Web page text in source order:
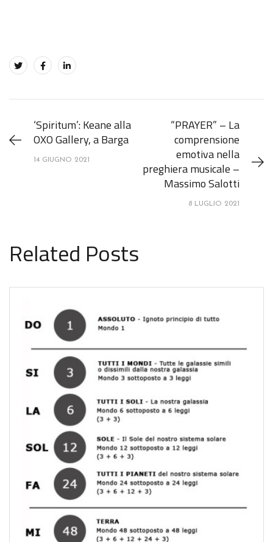
‘Spiritum’: Keane alla
OXO Gallery, a Barga
14 GIUGNO 2021
“PRAYER” – La
comprensione
emotiva nella
preghiera musicale –
Massimo Salotti
8 LUGLIO 2021
Related Posts